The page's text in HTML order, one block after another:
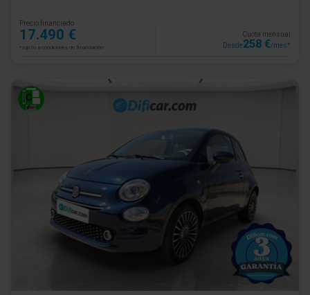
Precio financiado
17.490 €
*sujeto a condiciones de financiación
Cuota mensual
Desde258 €/mes*